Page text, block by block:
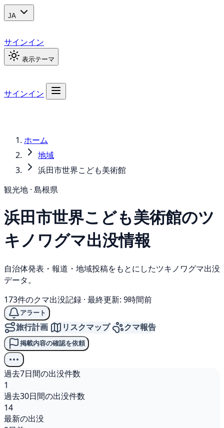
JA
サインイン
表示テーマ
サインイン
ホーム
地域
浜田市世界こども美術館
観光地 · 島根県
浜田市世界こども美術館のツ
キノワグマ出没情報
自治体発表・報道・地域投稿をもとにしたツキノワグマ出没
データ。
173件のクマ出没記録 · 最終更新: 9時間前
アラート
旅行計画 リスクマップ クマ報告
掲載内容の確認を依頼
過去7日間の出没件数
1
過去30日間の出没件数
14
最新の出没